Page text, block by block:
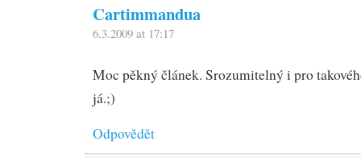
Cartimmandua
6.3.2009 at 17:17
Moc pěkný článek. Srozumitelný i pro
já.;)
Odpovědět